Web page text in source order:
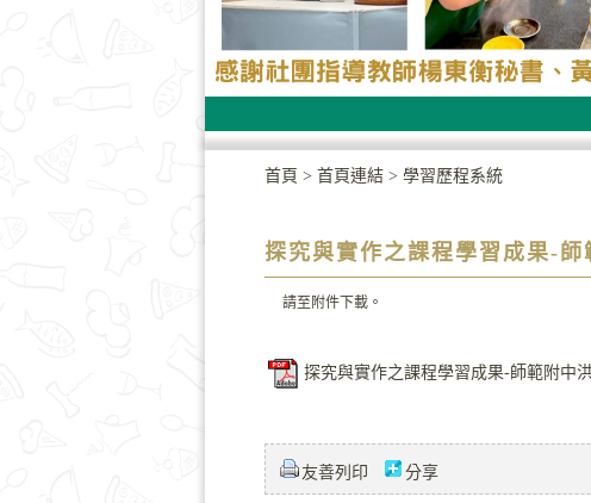
首頁 > 首頁連結 > 學習歷程系統
探究與實作之課程學習成果-
請至附件下載。
探究與實作之課程學習成果-師範附中
友善列印 分享